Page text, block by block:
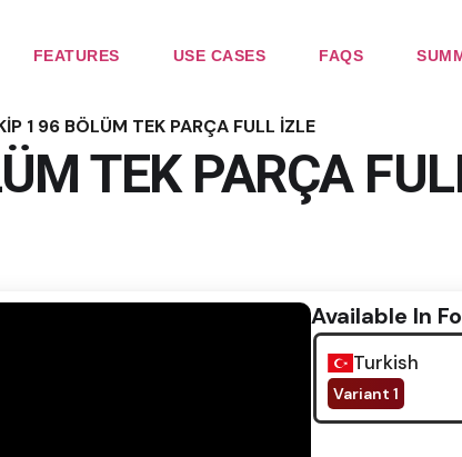
FEATURES USE CASES FAQS
1 96 BÖLÜM TEK PARÇA FULL İZLE
TEK PARÇA
Available In
Turkish
Variant 1